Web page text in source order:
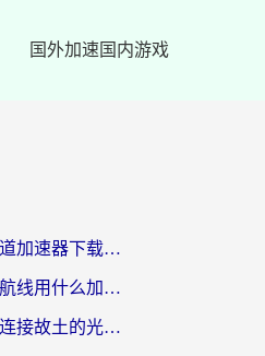
国外加速国内游戏
海外崩坏：星穹铁道加速器下载安装：一份给游子的终极网络指南
境外玩航海王热血航线用什么加速器？2026海外玩家实测最优方案（附欧洲问道堡垒前线加速技巧）
在异国他乡，寻找连接故土的光明大陆免费加速器